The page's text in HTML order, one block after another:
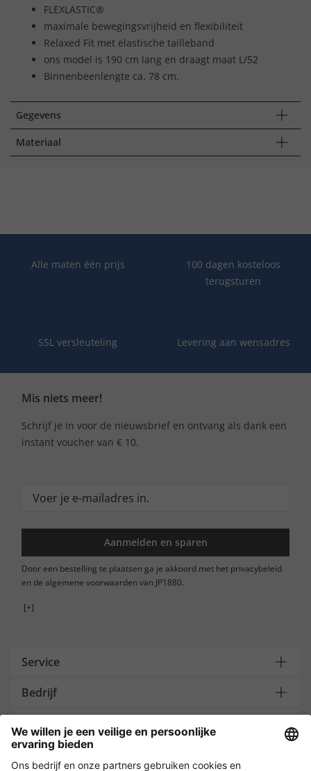
FLEXLASTIC®
maximale bewegingsvrijheid en flexibiliteit
Relaxed Fit met elastische tailleband
ons model is 190 cm lang en draagt maat L/52
Binnenbeenlengte ca. 78 cm.
Gegevens
Materiaal
Alle maten één prijs
100 dagen kosteloos
terugsturen
SSL versleuteling Levering aan wensadres
Mis niets meer!
Schrijf je in voor de nieuwsbrief en ontvang als dank een
instant voucher van € 10.
Aanmelden en sparen
Door een bestelling te plaatsen ga je akkoord met het privacybeleid
en de algemene voorwaarden van JP1880.
[+]
Service
Bedrijf
Payment and Delivery